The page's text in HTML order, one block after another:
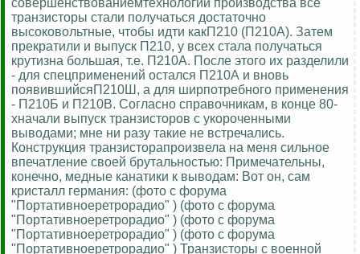
совершенствованиемтехнологии производства все
транзисторы стали получаться достаточно
высоковольтные, чтобы идти какП210 (П210А). Затем
прекратили и выпуск П210, у всех стала получаться
крутизна большая, т.е. П210А. После этого их разделили
- для спецприменений остался П210А и вновь
появившийсяП210Ш, а для ширпотребного применения
- П210Б и П210В. Согласно справочникам, в конце 80-
хначали выпуск транзисторов с укороченными
выводами; мне ни разу такие не встречались.
Конструкция транзисторапроизвела на меня сильное
впечатление своей брутальностью: Примечательны,
конечно, медные канатики к выводам: Вот он, сам
кристалл германия: (фото с форума
"Портативноеретрорадио" ) (фото с форума
"Портативноеретрорадио" ) (фото с форума
"Портативноеретрорадио" ) (фото с форума
"Портативноеретрорадио" ) Транзисторы с военной